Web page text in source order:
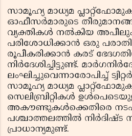
സാമൂഹ്യ മാധ്യമ
ഓഫീസർമാരുടെ
വ്യക്തികൾ നൽകിയ
പരിശോധിക്കാൻ ഒരു പരാതി
രൂപീകരിക്കാൻ കരട്
നിർദേശിച്ചിട്ടുണ്ട്.
ലംഘിച്ചുവെന്നാരോപിച്ച്
സാമൂഹ്യ മാധ്യമ
സെലിബ്രിറ്റികൾ
അകൗണ്ടുകൾക്കെതിരെ
പശ്ചാത്തലത്തിൽ നിർദിഷ്ട
പ്രാധാന്യമുണ്ട്.